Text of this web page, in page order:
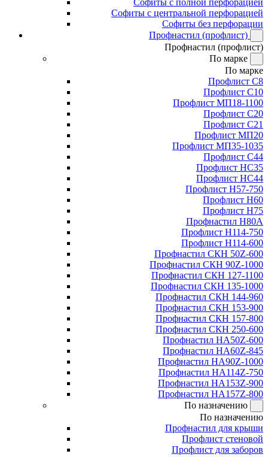
Софиты с полной перфорацией
Софиты с центральной перфорацией
Софиты без перфорации
Профнастил (профлист)
Профнастил (профлист)
По марке
По марке
Профлист С8
Профлист С10
Профлист МП18-1100
Профлист С20
Профлист С21
Профлист МП20
Профлист МП35-1035
Профлист С44
Профлист НС35
Профлист НС44
Профлист Н57-750
Профлист Н60
Профлист Н75
Профнастил Н80А
Профлист Н114-750
Профлист Н114-600
Профнастил СКН 50Z-600
Профнастил СКН 90Z-1000
Профнастил СКН 127-1100
Профнастил СКН 135-1000
Профнастил СКН 144-960
Профнастил СКН 153-900
Профнастил СКН 157-800
Профнастил СКН 250-600
Профнастил НА50Z-600
Профнастил НА60Z-845
Профнастил НА90Z-1000
Профнастил НА114Z-750
Профнастил НА153Z-900
Профнастил НА157Z-800
По назначению
По назначению
Профнастил для крыши
Профлист стеновой
Профлист для заборов